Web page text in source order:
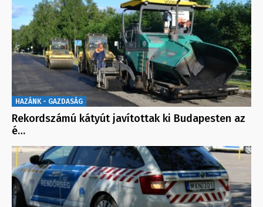
HAZÁNK - GAZDASÁG
Rekordszámú kátyút javítottak ki Budapesten az
é…